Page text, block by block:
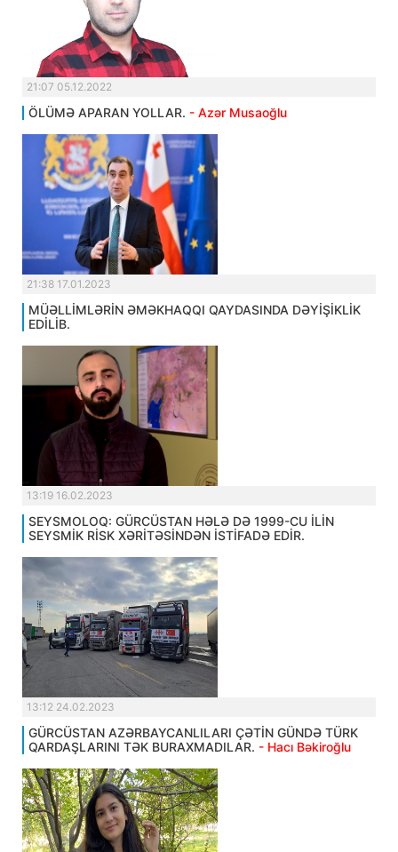
21:07 05.12.2022
ÖLÜMƏ APARAN YOLLAR. - Azər Musaoğlu
21:38 17.01.2023
MÜƏLLİMLƏRİN ƏMƏKHAQQI QAYDASINDA DƏYİŞİKLİK
EDİLİB.
13:19 16.02.2023
SEYSMOLOQ: GÜRCÜSTAN HƏLƏ DƏ 1999-CU İLİN
SEYSMİK RİSK XƏRİTƏSİNDƏN İSTİFADƏ EDİR.
13:12 24.02.2023
GÜRCÜSTAN AZƏRBAYCANLILARI ÇƏTİN GÜNDƏ TÜRK
QARDAŞLARINI TƏK BURAXMADILAR. - Hacı Bəkiroğlu